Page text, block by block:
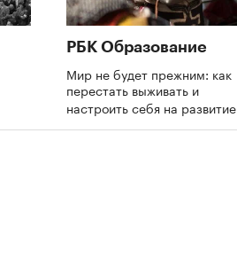
РБК Образование
Мир не будет прежним: как
перестать выживать и
настроить себя на развитие